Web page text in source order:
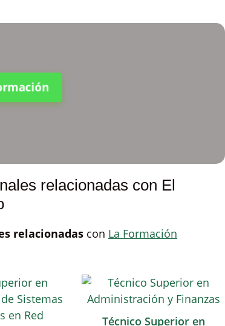
relacionadas con El
relacionadas con La Formación
Técnico Superior en